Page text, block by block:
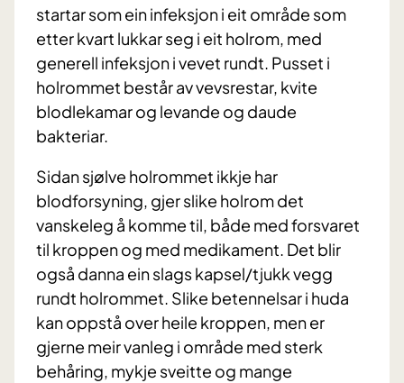
startar som ein infeksjon i eit område som
etter kvart lukkar seg i eit holrom, med
generell infeksjon i vevet rundt. Pusset i
holrommet består av vevsrestar, kvite
blodlekamar og levande og daude
bakteriar.
Sidan sjølve holrommet ikkje har
blodforsyning, gjer slike holrom det
vanskeleg å komme til, både med forsvaret
til kroppen og med medikament. Det blir
også danna ein slags kapsel/tjukk vegg
rundt holrommet. Slike betennelsar i huda
kan oppstå over heile kroppen, men er
gjerne meir vanleg i område med sterk
behåring, mykje sveitte og mange